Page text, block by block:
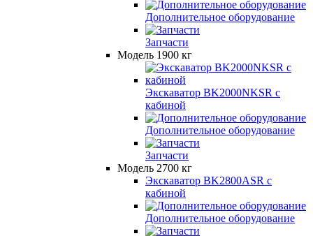
Дополнительное оборудование
Запчасти
Модель 1900 кг
Экскаватор BK2000NKSR с
кабиной
Дополнительное оборудование
Запчасти
Модель 2700 кг
Экскаватор BK2800ASR с
кабиной
Дополнительное оборудование